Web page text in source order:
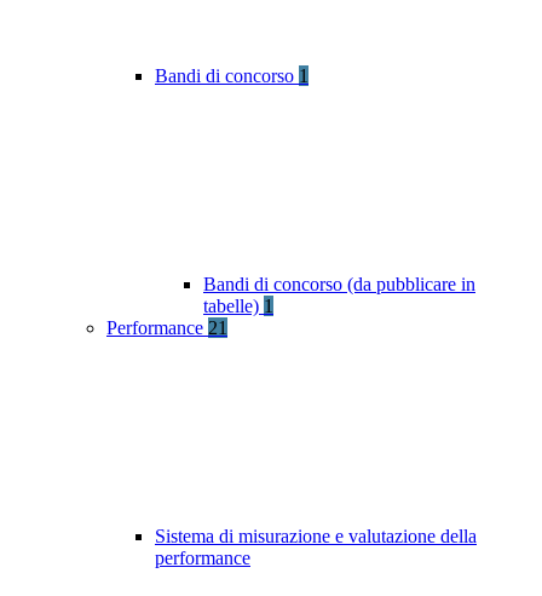
Bandi di concorso 1
Bandi di concorso (da pubblicare in
tabelle) 1
Performance 21
Sistema di misurazione e valutazione della
performance